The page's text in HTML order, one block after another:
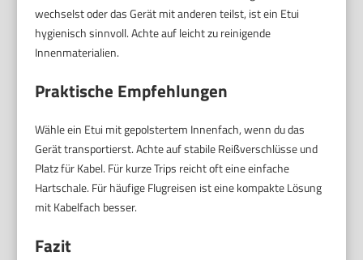
wechselst oder das Gerät mit anderen teilst, ist ein Etui
hygienisch sinnvoll. Achte auf leicht zu reinigende
Innenmaterialien.
Praktische Empfehlungen
Wähle ein Etui mit gepolstertem Innenfach, wenn du das
Gerät transportierst. Achte auf stabile Reißverschlüsse und
Platz für Kabel. Für kurze Trips reicht oft eine einfache
Hartschale. Für häufige Flugreisen ist eine kompakte Lösung
mit Kabelfach besser.
Fazit